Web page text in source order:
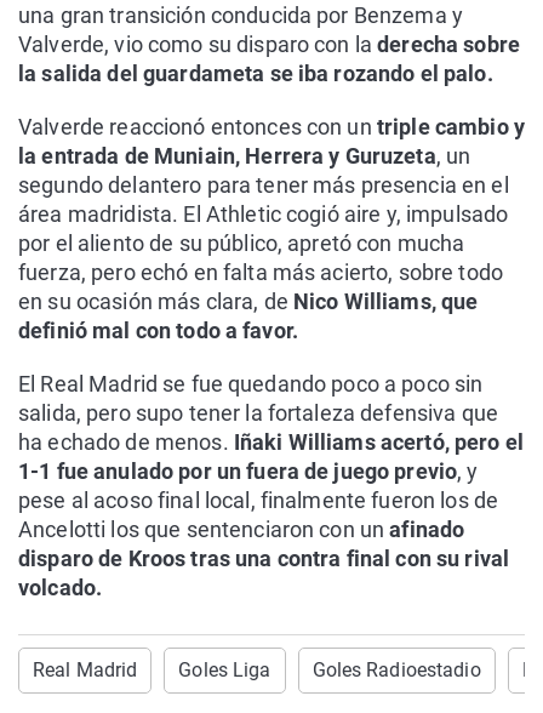
una gran transición conducida por Benzema y
Valverde, vio como su disparo con la derecha sobre
la salida del guardameta se iba rozando el palo.
Valverde reaccionó entonces con un triple cambio y
la entrada de Muniain, Herrera y Guruzeta, un
segundo delantero para tener más presencia en el
área madridista. El Athletic cogió aire y, impulsado
por el aliento de su público, apretó con mucha
fuerza, pero echó en falta más acierto, sobre todo
en su ocasión más clara, de Nico Williams, que
definió mal con todo a favor.
El Real Madrid se fue quedando poco a poco sin
salida, pero supo tener la fortaleza defensiva que
ha echado de menos. Iñaki Williams acertó, pero el
1-1 fue anulado por un fuera de juego previo, y
pese al acoso final local, finalmente fueron los de
Ancelotti los que sentenciaron con unafinado
disparo de Kroos tras una contra final con su rival
volcado.
Real Madrid Goles Liga Goles Radioestadio